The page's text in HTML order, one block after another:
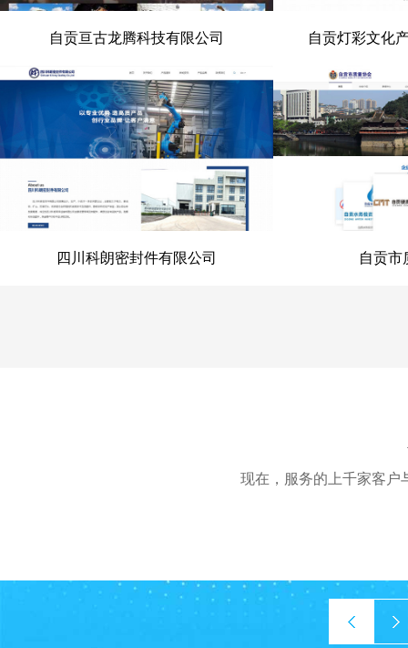
自贡亘古龙腾科技有限公司
自贡亘古龙腾科技有限公司
自贡灯彩文
自贡灯彩文化
四川科朗密封件有限公司 自贡市
现在，服务的上千家客户